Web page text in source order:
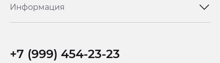
Информация
+7 (999) 454-23-23